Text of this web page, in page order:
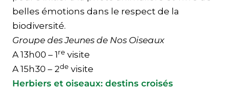
belles émotions dans le respect de la
biodiversité.
Groupe des Jeunes de Nos Oiseaux
A 13h00 – 1 re visite
A 15h30 – 2de visite
Herbiers et oiseaux: destins croisés